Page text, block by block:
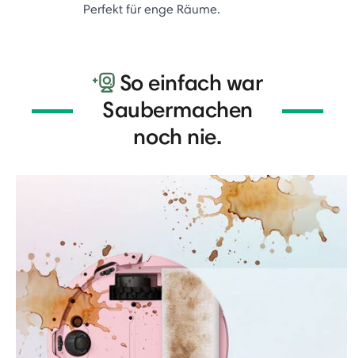
Perfekt für enge Räume.
So einfach war
Saubermachen
noch nie.